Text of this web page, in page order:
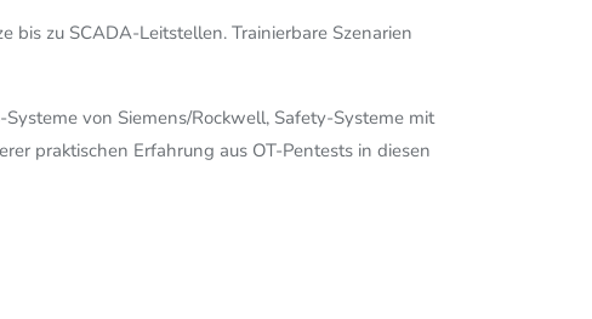
zu SCADA-Leitstellen. Trainierbare Szenarien
von Siemens/Rockwell, Safety-Systeme mit
praktischen Erfahrung aus OT-Pentests in diesen